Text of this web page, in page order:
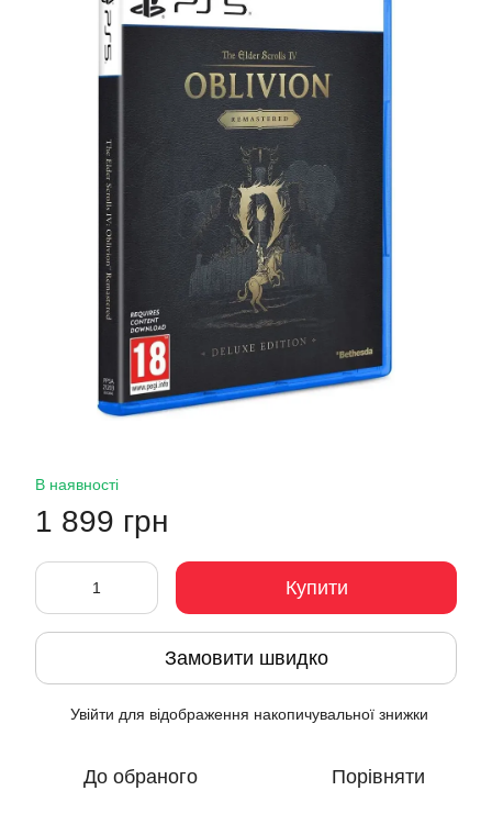
В наявності
1 899 грн
Купити
Замовити швидко
Увійти для відображення накопичувальної знижки
До обраного Порівняти